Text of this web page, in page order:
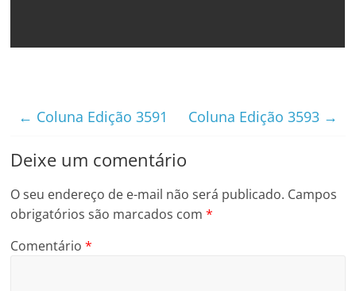
← Coluna Edição 3591 Coluna Edição 3593 →
Deixe um comentário
O seu endereço de e-mail não será publicado. Campos
obrigatórios são marcados com*
Comentário*